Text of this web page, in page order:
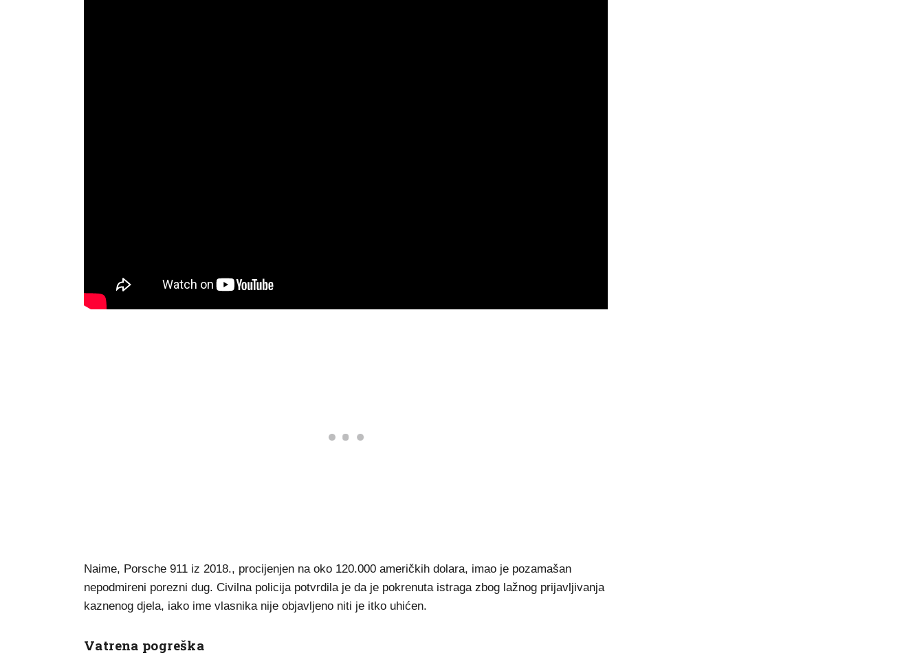
Naime, Porsche 911 iz 2018., procijenjen na oko 120.000 američkih dolara, imao je pozamašan
nepodmireni porezni dug. Civilna policija potvrdila je da je pokrenuta istraga zbog lažnog prijavljivanja
kaznenog djela, iako ime vlasnika nije objavljeno niti je itko uhićen.
Vatrena pogreška